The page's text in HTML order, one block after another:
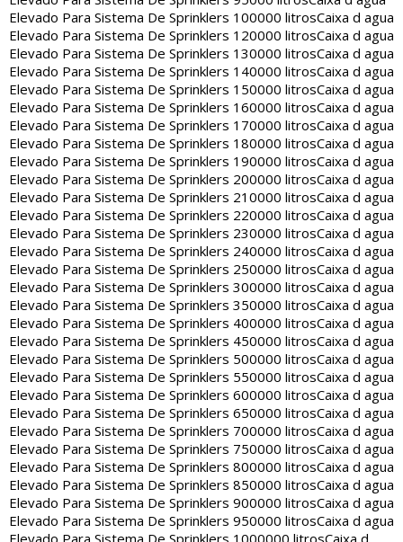
Elevado Para Sistema De Sprinklers 100000 litrosCaixa d agua
Elevado Para Sistema De Sprinklers 120000 litrosCaixa d agua
Elevado Para Sistema De Sprinklers 130000 litrosCaixa d agua
Elevado Para Sistema De Sprinklers 140000 litrosCaixa d agua
Elevado Para Sistema De Sprinklers 150000 litrosCaixa d agua
Elevado Para Sistema De Sprinklers 160000 litrosCaixa d agua
Elevado Para Sistema De Sprinklers 170000 litrosCaixa d agua
Elevado Para Sistema De Sprinklers 180000 litrosCaixa d agua
Elevado Para Sistema De Sprinklers 190000 litrosCaixa d agua
Elevado Para Sistema De Sprinklers 200000 litrosCaixa d agua
Elevado Para Sistema De Sprinklers 210000 litrosCaixa d agua
Elevado Para Sistema De Sprinklers 220000 litrosCaixa d agua
Elevado Para Sistema De Sprinklers 230000 litrosCaixa d agua
Elevado Para Sistema De Sprinklers 240000 litrosCaixa d agua
Elevado Para Sistema De Sprinklers 250000 litrosCaixa d agua
Elevado Para Sistema De Sprinklers 300000 litrosCaixa d agua
Elevado Para Sistema De Sprinklers 350000 litrosCaixa d agua
Elevado Para Sistema De Sprinklers 400000 litrosCaixa d agua
Elevado Para Sistema De Sprinklers 450000 litrosCaixa d agua
Elevado Para Sistema De Sprinklers 500000 litrosCaixa d agua
Elevado Para Sistema De Sprinklers 550000 litrosCaixa d agua
Elevado Para Sistema De Sprinklers 600000 litrosCaixa d agua
Elevado Para Sistema De Sprinklers 650000 litrosCaixa d agua
Elevado Para Sistema De Sprinklers 700000 litrosCaixa d agua
Elevado Para Sistema De Sprinklers 750000 litrosCaixa d agua
Elevado Para Sistema De Sprinklers 800000 litrosCaixa d agua
Elevado Para Sistema De Sprinklers 850000 litrosCaixa d agua
Elevado Para Sistema De Sprinklers 900000 litrosCaixa d agua
Elevado Para Sistema De Sprinklers 950000 litrosCaixa d agua